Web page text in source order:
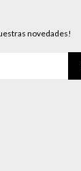
novedades!